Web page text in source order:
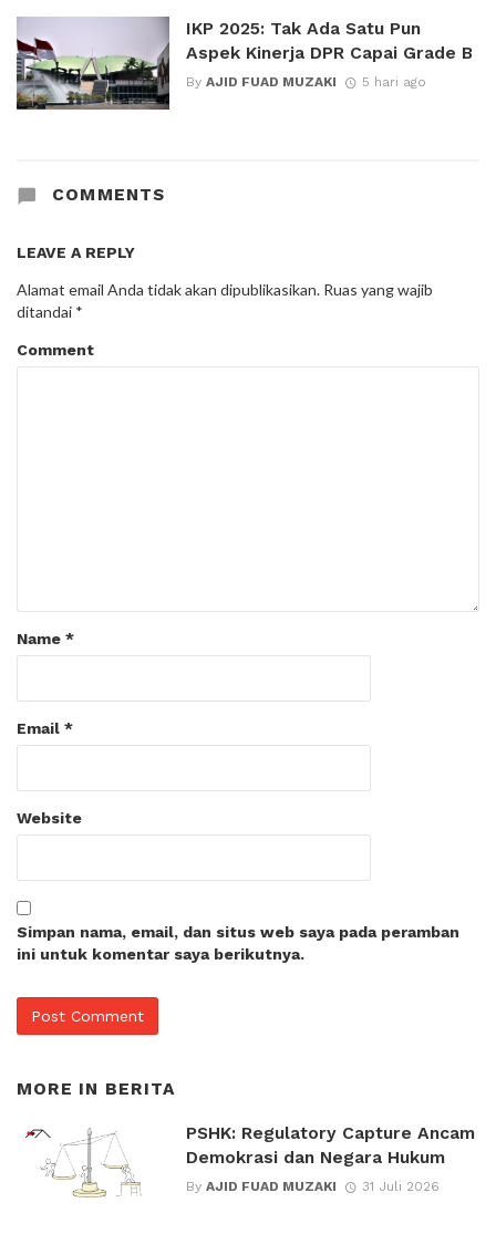
IKP 2025: Tak Ada Satu Pun
Aspek Kinerja DPR Capai Grade B
By AJID FUAD MUZAKI 5 hari ago
COMMENTS
LEAVE A REPLY
Alamat email Anda tidak akan dipublikasikan. Ruas yang wajib
ditandai *
Comment
Name *
Email *
Website
Simpan nama, email, dan situs web saya pada peramban
ini untuk komentar saya berikutnya.
MORE IN BERITA
PSHK: Regulatory Capture Ancam
Demokrasi dan Negara Hukum
By AJID FUAD MUZAKI 31 Juli 2026